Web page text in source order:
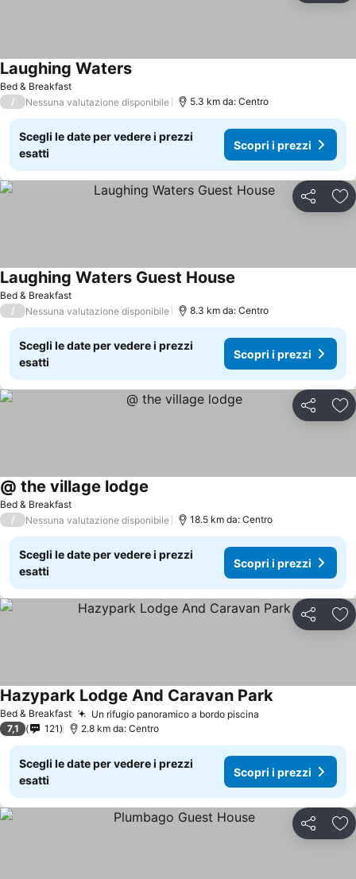
Bed & Breakfast
Laughing Waters
/ Nessuna valutazione disponibile 5.3 km da: Centro
Scegli le date per vedere i prezzi
esatti
Scopri i prezzi
Condividi
Bed & Breakfast
Laughing Waters Guest House
/ Nessuna valutazione disponibile 8.3 km da: Centro
Scegli le date per vedere i prezzi
esatti
Scopri i prezzi
Condividi
Bed & Breakfast
@ the village lodge
/ Nessuna valutazione disponibile 18.5 km da: Centro
Scegli le date per vedere i prezzi
esatti
Scopri i prezzi
Condividi
Bed & Breakfast Un rifugio panoramico a bordo piscina
Hazypark Lodge And Caravan Park
7,1 121 2.8 km da: Centro
Scegli le date per vedere i prezzi
esatti
Scopri i prezzi
Condividi